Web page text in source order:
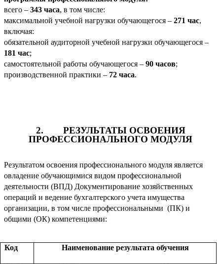
всего – 343 часа, в том числе:
максимальной учебной нагрузки обучающегося – 271 час,
включая:
обязательной аудиторной учебной нагрузки обучающегося –
181 час;
самостоятельной работы обучающегося – 90 часов;
производственной практики – 72 часа.
2. РЕЗУЛЬТАТЫ ОСВОЕНИЯ
ПРОФЕССИОНАЛЬНОГО МОДУЛЯ
Результатом освоения профессионального модуля является
овладение обучающимися видом профессиональной
деятельности (ВПД) Документирование хозяйственных
операций и ведение бухгалтерского учета имущества
организации, в том числе профессиональными (ПК) и
общими (ОК) компетенциями:
Код Наименование результата обучения